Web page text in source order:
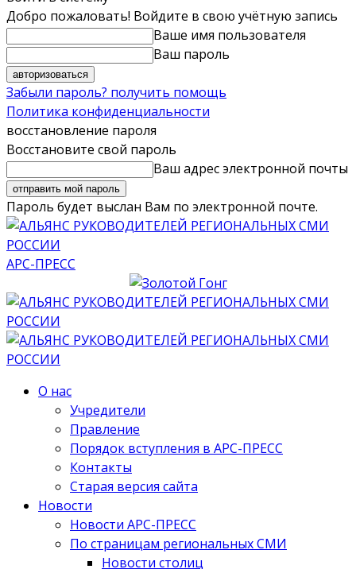
Добро пожаловать! Войдите в свою учётную запись
Ваше имя пользователя
Ваш пароль
Забыли пароль? получить помощь
Политика конфиденциальности
восстановление пароля
Восстановите свой пароль
Ваш адрес электронной почты
Пароль будет выслан Вам по электронной почте.
АРС-ПРЕСС
О нас
Учредители
Правление
Порядок вступления в АРС-ПРЕСС
Контакты
Старая версия сайта
Новости
Новости АРС-ПРЕСС
По страницам региональных СМИ
Новости столиц